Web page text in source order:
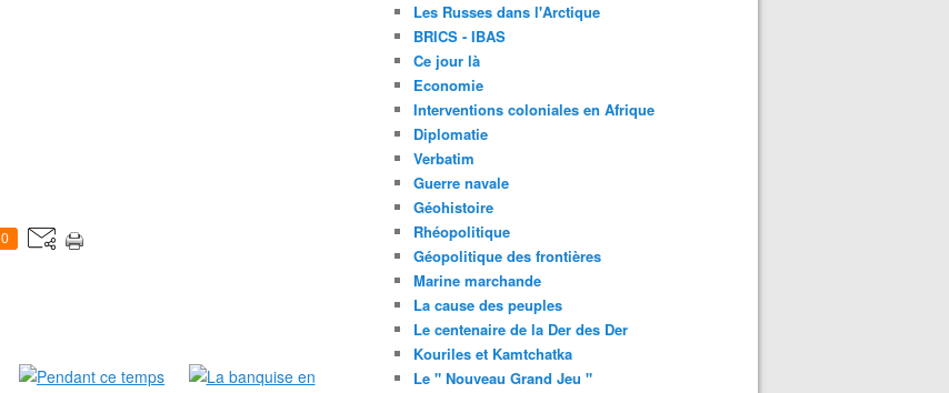
0
Les Russes dans l'Arctique
BRICS - IBAS
Ce jour là
Economie
Interventions coloniales en Afrique
Diplomatie
Verbatim
Guerre navale
Géohistoire
Rhéopolitique
Géopolitique des frontières
Marine marchande
La cause des peuples
Le centenaire de la Der des Der
Kouriles et Kamtchatka
Le " Nouveau Grand Jeu "